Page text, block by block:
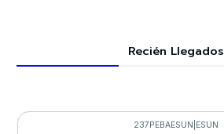
Recién Llegados
237PEBAESUN ESUN